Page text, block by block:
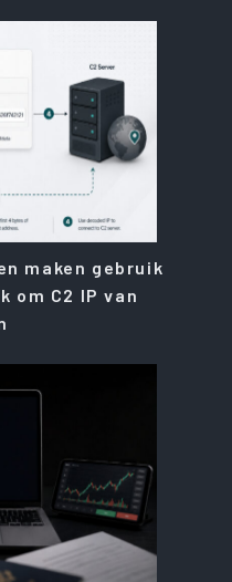
maken gebruik
om C2 IP van